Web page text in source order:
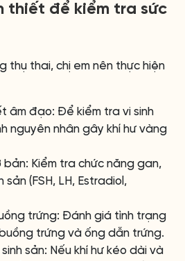
thiết để kiểm tra sức
thụ thai, chị em nên thực hiện
âm đạo: Để kiểm tra vi sinh
nguyên nhân gây khí hư vàng
bản: Kiểm tra chức năng gan,
(FSH, LH, Estradiol,
trứng: Đánh giá tình trạng
trứng và ống dẫn trứng.
sản: Nếu khí hư kéo dài và